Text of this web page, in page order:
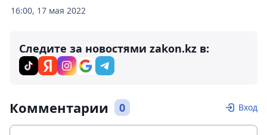
16:00, 17 мая 2022
Следите за новостями zakon.kz в:
Комментарии 0 Вход